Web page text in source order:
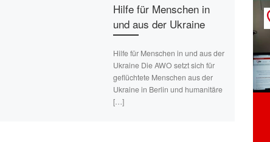
Hilfe für Menschen in
und aus der Ukraine
Hilfe für Menschen in und aus der
Ukraine Die AWO setzt sich für
geflüchtete Menschen aus der
Ukraine in Berlin und humanitäre
[…]